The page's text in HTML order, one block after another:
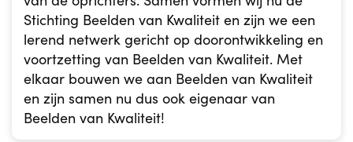
Stichting Beelden van Kwaliteit en zijn we een
lerend netwerk gericht op doorontwikkeling en
voortzetting van Beelden van Kwaliteit. Met
elkaar bouwen we aan Beelden van Kwaliteit
en zijn samen nu dus ook eigenaar van
Beelden van Kwaliteit!